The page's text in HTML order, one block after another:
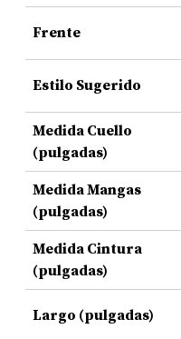
Frente
Estilo Sugerido
Medida Cuello
(pulgadas)
Medida Mangas
(pulgadas)
Medida Cintura
(pulgadas)
Largo (pulgadas)